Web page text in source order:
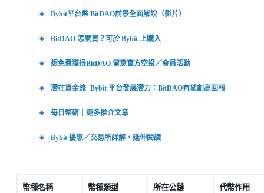
Bybit平台幣 BitDAO前景全面解說（影片）
BitDAO 怎麼買？可於 Bybit 上購入
想免費獲得BitDAO 留意官方空投／會員活動
潛在資金流+Bybit 平台發展潛力：BitDAO有望創高回報
每日幣研｜更多推介文章
Bybit 優惠／交易所詳解，延伸閱讀
幣種名稱 幣種類型 所在公鏈 代幣作用